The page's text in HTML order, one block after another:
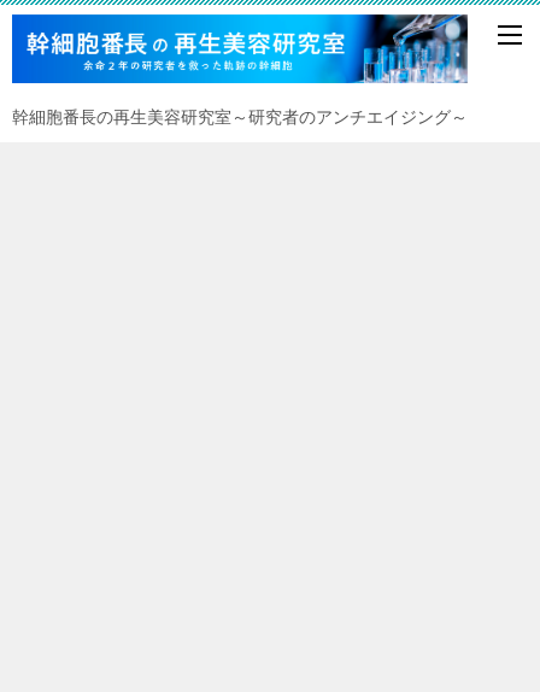
幹細胞番長の再生美容研究室～研究者のアンチエイジング～